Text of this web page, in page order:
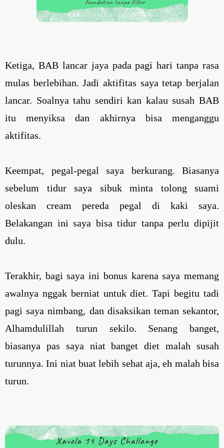
Ketiga, BAB lancar jaya pada pagi hari tanpa rasa
mulas berlebihan. Jadi aktifitas saya tetap berjalan
lancar. Soalnya tahu sendiri kan kalau susah BAB
itu menyiksa dan akhirnya bisa menganggu
aktifitas.
Keempat, pegal-pegal saya berkurang. Biasanya
sebelum tidur saya sibuk minta tolong suami
oleskan cream pereda pegal di kaki saya.
Belakangan ini saya bisa tidur tanpa perlu dipijit
dulu.
Terakhir, bagi saya ini bonus karena saya memang
awalnya nggak berniat untuk diet. Tapi begitu tadi
pagi saya nimbang, dan disaksikan teman sekantor,
Alhamdulillah turun sekilo. Senang banget,
biasanya pas saya niat banget diet malah susah
turunnya. Ini niat buat lebih sehat aja, eh malah bisa
turun.